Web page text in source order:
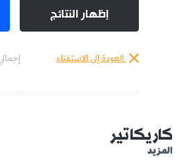
إظهار النتائج
العودة إلى الاستفتاء
كاريكاتير
المزيد